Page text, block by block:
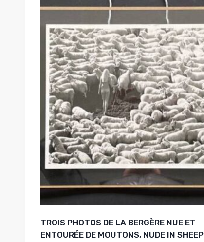
TROIS PHOTOS DE LA BERGÈRE NUE ET
ENTOURÉE DE MOUTONS, NUDE IN SHEEP